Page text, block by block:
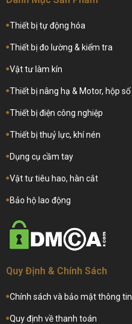
Thiết bị tự động hóa
Thiết bị đo lường & kiểm tra
Vật tư làm kín
Thiết bị nâng hạ & Motor, hộp số
Thiết bị điện công nghiệp
Thiết bị thuỷ lực, khí nén
Dụng cụ cầm tay
Vật tư tiêu hao, hàn cắt
Bảo hộ lao động
Quy Định & Chính Sách
Chính sách và bảo mật thông tin
Quy định về thanh toán